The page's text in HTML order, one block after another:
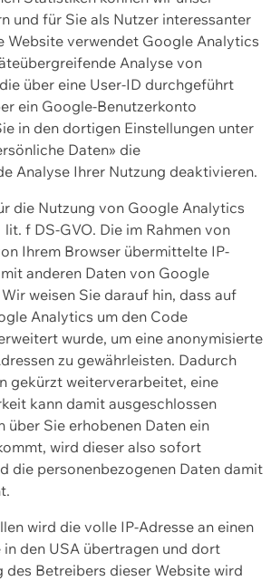
und für Sie als Nutzer interessanter
Website verwendet Google Analytics
Analyse von
über eine User-ID durchgeführt
ein Google-Benutzerkonto
in den dortigen Einstellungen unter
Daten» die
Analyse Ihrer Nutzung deaktivieren.
die Nutzung von Google Analytics
lit. f DS-GVO. Die im Rahmen von
Ihrem Browser übermittelte IP-
anderen Daten von Google
weisen Sie darauf hin, dass auf
Analytics um den Code
wurde, um eine anonymisierte
zu gewährleisten. Dadurch
gekürzt weiterverarbeitet, eine
kann damit ausgeschlossen
über Sie erhobenen Daten ein
wird dieser also sofort
die personenbezogenen Daten damit
wird die volle IP-Adresse an einen
den USA übertragen und dort
des Betreibers dieser Website wird